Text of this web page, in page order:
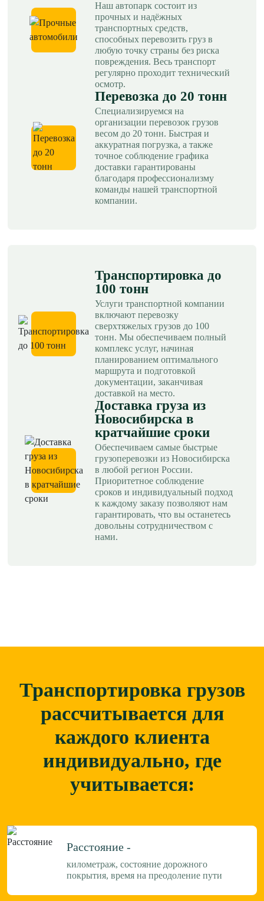
Наш автопарк состоит из
прочных и надёжных
транспортных средств,
способных перевозить груз в
любую точку страны без риска
повреждения. Весь транспорт
регулярно проходит технический
осмотр.
Перевозка до 20 тонн
Специализируемся на
организации перевозок грузов
весом до 20 тонн. Быстрая и
аккуратная погрузка, а также
точное соблюдение графика
доставки гарантированы
благодаря профессионализму
команды нашей транспортной
компании.
Транспортировка до
100 тонн
Услуги транспортной компании
включают перевозку
сверхтяжелых грузов до 100
тонн. Мы обеспечиваем полный
комплекс услуг, начиная
планированием оптимального
маршрута и подготовкой
документации, заканчивая
доставкой на место.
Доставка груза из
Новосибирска в
кратчайшие сроки
Обеспечиваем самые быстрые
грузоперевозки из Новосибирска
в любой регион России.
Приоритетное соблюдение
сроков и индивидуальный подход
к каждому заказу позволяют нам
гарантировать, что вы останетесь
довольны сотрудничеством с
нами.
Транспортировка грузов
рассчитывается для
каждого клиента
индивидуально, где
учитывается:
Расстояние -
километраж, состояние дорожного
покрытия, время на преодоление пути